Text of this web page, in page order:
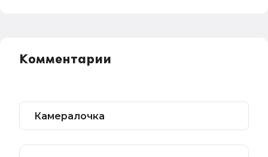
Комментарии